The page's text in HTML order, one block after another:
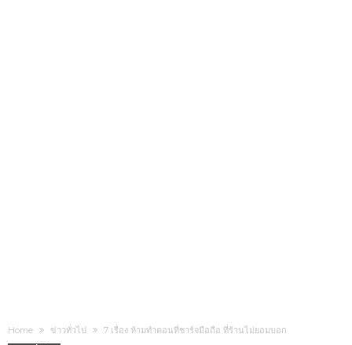
Home ข่าวทั่วไป 7 เรื่อง ห้ามทำตอนที่ชาร์จมือถือ ที่ร้านไม่ยอมบอก